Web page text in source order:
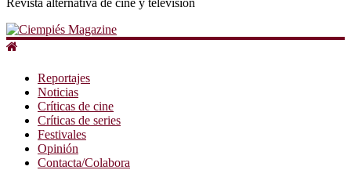
Revista alternativa de cine y televisión
Reportajes
Noticias
Críticas de cine
Críticas de series
Festivales
Opinión
Contacta/Colabora